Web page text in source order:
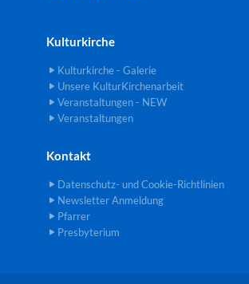
Kulturkirche
Kulturkirche - Galerie
Unsere KulturKirchenarbeit
Veranstaltungen - NEW
Veranstaltungen
Kontakt
Datenschutz- und Cookie-Richtlinien
Newsletter Anmeldung
Pfarrer
Presbyterium